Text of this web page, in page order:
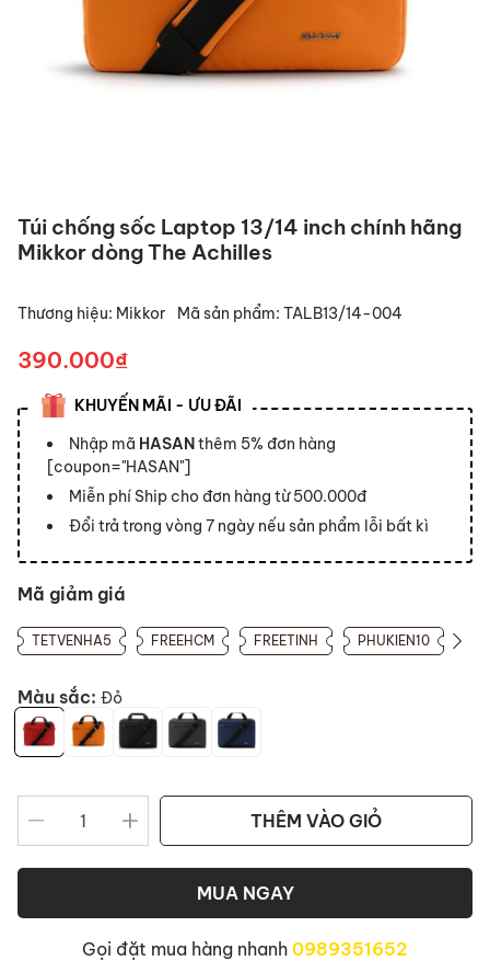
Túi chống sốc Laptop 13/14 inch chính hãng
Mikkor dòng The Achilles
Thương hiệu: Mikkor Mã sản phẩm: TALB13/14-004
390.000₫
KHUYẾN MÃI - ƯU ĐÃI
Nhập mã HASANthêm 5% đơn hàng
[coupon="HASAN"]
Miễn phí Ship cho đơn hàng từ 500.000đ
Đổi trả trong vòng 7 ngày nếu sản phẩm lỗi bất kì
Mã giảm giá
TETVENHA5 FREEHCM FREETINH PHUKIEN10
Màu sắc: Đỏ
THÊM VÀO GIỎ
MUA NGAY
Gọi đặt mua hàng nhanh 0989351652